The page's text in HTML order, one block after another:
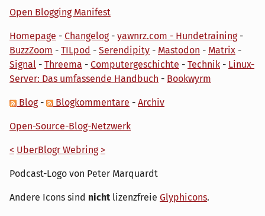
Open Blogging Manifest
Homepage - Changelog- yawnrz.com - Hundetraining-
BuzzZoom - TILpod - Serendipity - Mastodon - Matrix -
Signal - Threema - Computergeschichte - Technik - Linux-
Server: Das umfassende Handbuch - Bookwyrm
Blog- Blogkommentare - Archiv
Open-Source-Blog-Netzwerk
< UberBlogr Webring >
Podcast-Logo von Peter Marquardt
Andere Icons sind nicht lizenzfreie Glyphicons.